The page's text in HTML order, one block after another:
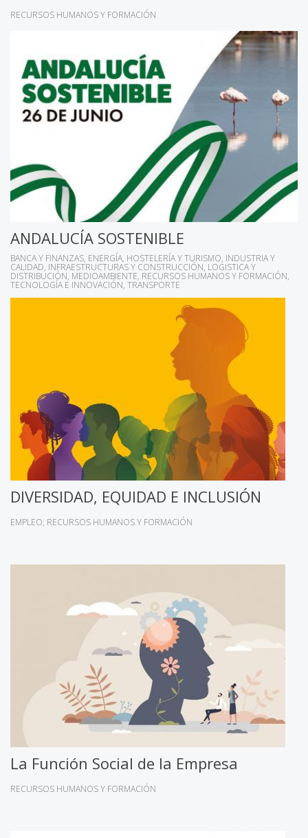
RECURSOS HUMANOS Y FORMACIÓN
ANDALUCÍA SOSTENIBLE
BANCA Y FINANZAS ENERGÍA HOSTELERÍA Y TURISMO INDUSTRIA Y
CALIDAD INFRAESTRUCTURAS Y CONSTRUCCIÓN LOGISTICA Y
DISTRIBUCIÓN MEDIOAMBIENTE RECURSOS HUMANOS Y FORMACIÓN
TECNOLOGÍA E INNOVACIÓN TRANSPORTE
DIVERSIDAD, EQUIDAD E INCLUSIÓN
EMPLEO RECURSOS HUMANOS Y FORMACIÓN
La Función Social de la Empresa
RECURSOS HUMANOS Y FORMACIÓN